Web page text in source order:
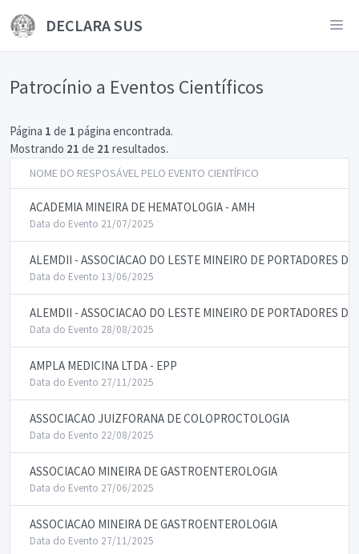
DECLARA SUS
Patrocínio a Eventos Científicos
Página 1 de 1 página encontrada.
Mostrando 21 de 21 resultados.
NOME DO RESPOSÁVEL PELO EVENTO CIENTÍFICO
ACADEMIA MINEIRA DE HEMATOLOGIA - AMH
Data do Evento 21/07/2025
ALEMDII - ASSOCIACAO DO LESTE MINEIRO DE PORTADORES
Data do Evento 13/06/2025
ALEMDII - ASSOCIACAO DO LESTE MINEIRO DE PORTADORES
Data do Evento 28/08/2025
AMPLA MEDICINA LTDA - EPP
Data do Evento 27/11/2025
ASSOCIACAO JUIZFORANA DE COLOPROCTOLOGIA
Data do Evento 22/08/2025
ASSOCIACAO MINEIRA DE GASTROENTEROLOGIA
Data do Evento 27/06/2025
ASSOCIACAO MINEIRA DE GASTROENTEROLOGIA
Data do Evento 27/11/2025